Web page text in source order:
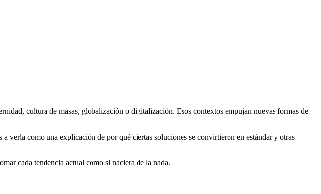
cultura de masas, globalización o digitalización. Esos contextos empujan nuevas formas de
verla como una explicación de por qué ciertas soluciones se convirtieron en estándar y otras
cada tendencia actual como si naciera de la nada.